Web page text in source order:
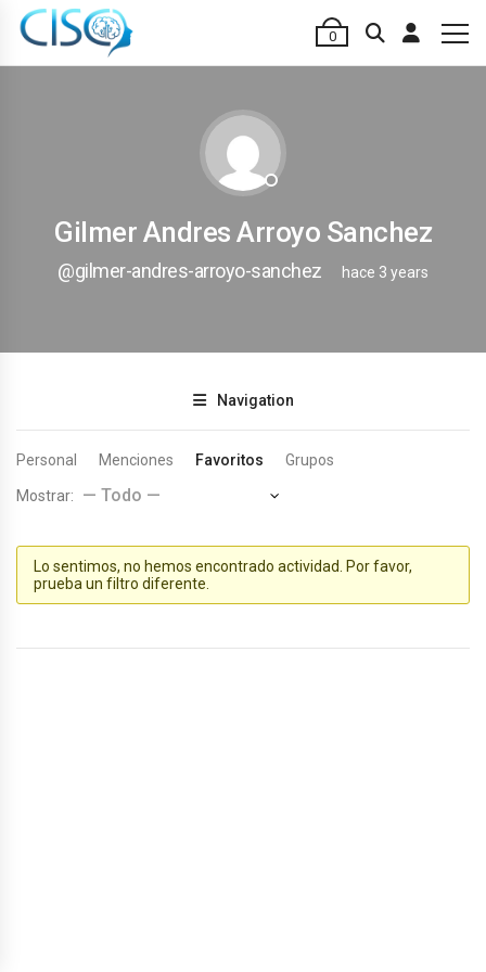
0
Gilmer Andres Arroyo Sanchez
@gilmer-andres-arroyo-sanchez hace 3 years
Navigation
Personal Menciones Favoritos Grupos
Mostrar:
Lo sentimos, no hemos encontrado actividad. Por favor,
prueba un filtro diferente.